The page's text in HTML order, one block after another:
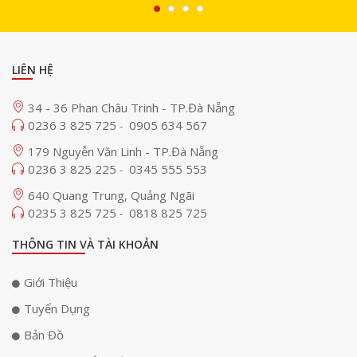
Bộ phát WiFi ốp trần TP-Link AC1350 (EAP223)
dùng những tính năng quản lý mạng tiên tiến.
Với Zero-Touch Provisioning (ZTP),việc cấu hình và triển khai thiết bị trở
nên dễ dàng và nhanh chóng, tiết kiệm thời gian cho các quản trị viên
LIÊN HỆ
34 - 36 Phan Châu Trinh - TP.Đà Nẵng
0236 3 825 725 - 0905 634 567
179 Nguyễn Văn Linh - TP.Đà Nẵng
0236 3 825 225 - 0345 555 553
640 Quang Trung, Quảng Ngãi
0235 3 825 725 - 0818 825 725
THÔNG TIN VÀ TÀI KHOẢN
Giới Thiệu
Tuyển Dụng
Bản Đồ